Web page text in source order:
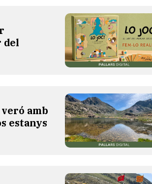
del
amb
estanys